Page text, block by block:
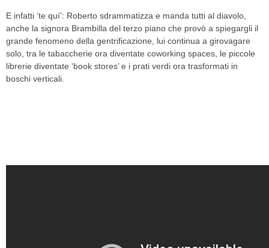
E infatti ‘te quí’: Roberto sdrammatizza e manda tutti al diavolo,
anche la signora Brambilla del terzo piano che provò a spiegargli il
grande fenomeno della gentrificazione, lui continua a girovagare
solo, tra le tabaccherie ora diventate coworking spaces, le piccole
librerie diventate ‘book stores’ e i prati verdi ora trasformati in
boschi verticali.